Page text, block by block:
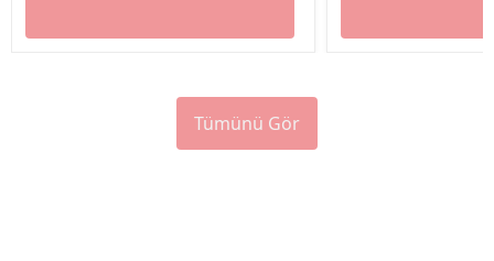
Tümünü Gör